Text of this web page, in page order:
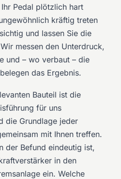
Pedal plötzlich hart
kräftig treten
und lassen Sie die
messen den Unterdruck,
und – wo verbaut – die
das Ergebnis.
Bauteil ist die
für uns
die Grundlage jeder
mit Ihnen treffen.
der Befund eindeutig ist,
in den
ein. Welche